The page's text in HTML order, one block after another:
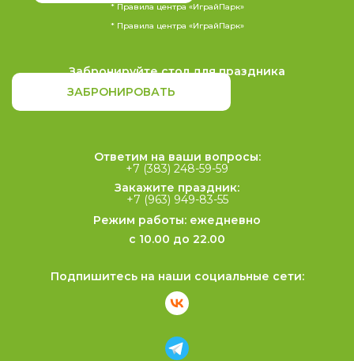
* Правила центра «ИграйПарк»
* Правила центра «ИграйПарк»
Забронируйте стол для праздника
ЗАБРОНИРОВАТЬ
Ответим на ваши вопросы:
+7 (383) 248-59-59
Закажите праздник:
+7 (963) 949-83-55
Режим работы: ежедневно
с 10.00 до 22.00
Подпишитесь на наши социальные сети: